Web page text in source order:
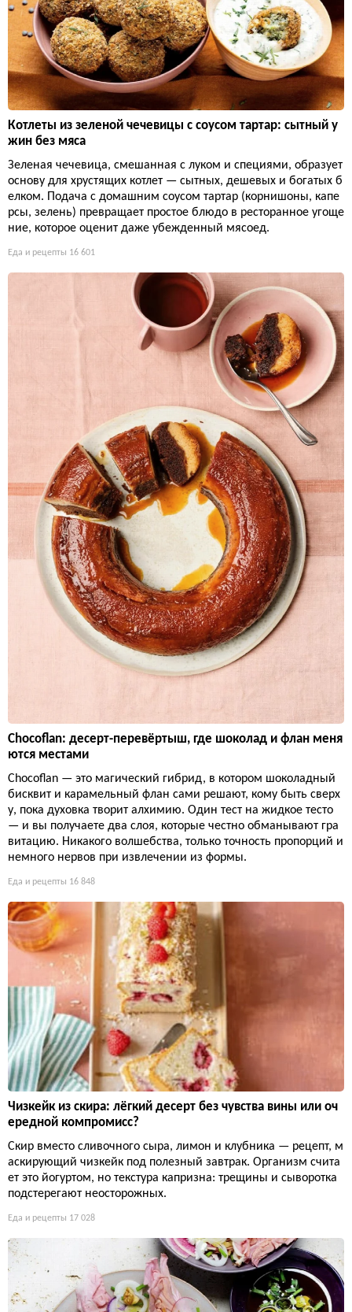
Котлеты из зеленой чечевицы с соусом тартар: сытный у
жин без мяса
Зеленая чечевица, смешанная с луком и специями, образует
основу для хрустящих котлет — сытных, дешевых и богатых б
елком. Подача с домашним соусом тартар (корнишоны, капе
рсы, зелень) превращает простое блюдо в ресторанное угоще
ние, которое оценит даже убежденный мясоед.
Еда и рецепты 16 601
Chocoflan: десерт-перевёртыш, где шоколад и флан меня
ются местами
Chocoflan — это магический гибрид, в котором шоколадный
бисквит и карамельный флан сами решают, кому быть сверх
у, пока духовка творит алхимию. Один тест на жидкое тесто
— и вы получаете два слоя, которые честно обманывают гра
витацию. Никакого волшебства, только точность пропорций и
немного нервов при извлечении из формы.
Еда и рецепты 16 848
Чизкейк из скира: лёгкий десерт без чувства вины или оч
ередной компромисс?
Скир вместо сливочного сыра, лимон и клубника — рецепт, м
аскирующий чизкейк под полезный завтрак. Организм счита
ет это йогуртом, но текстура капризна: трещины и сыворотка
подстерегают неосторожных.
Еда и рецепты 17 028